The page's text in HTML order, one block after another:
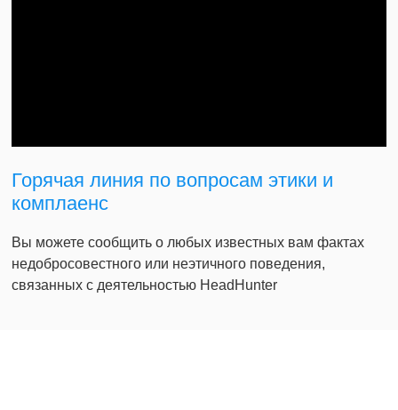
Горячая линия по вопросам этики и
комплаенс
Вы можете сообщить о любых известных вам фактах
недобросовестного или неэтичного поведения,
связанных с деятельностью HeadHunter